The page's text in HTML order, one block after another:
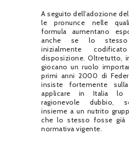
A seguito dell’adozione
le pronunce nelle
formula aumentano
anche se lo
inizialmente
disposizione. Oltretutto,
giocano un ruolo
primi anni 2000 di
insiste fortemente
applicare in Italia lo
ragionevole dubbio,
insieme a un nutrito
che lo stesso fosse già
normativa vigente.